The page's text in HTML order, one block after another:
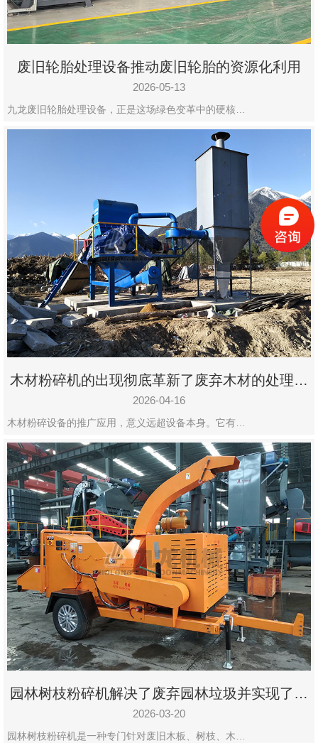
废旧轮胎处理设备推动废旧轮胎的资源化利用
2026-05-13
九龙废旧轮胎处理设备，正是这场绿色变革中的硬核…
木材粉碎机的出现彻底革新了废弃木材的处理模
式
2026-04-16
木材粉碎设备的推广应用，意义远超设备本身。它有…
园林树枝粉碎机解决了废弃园林垃圾并实现了再
利用
2026-03-20
园林树枝粉碎机是一种专门针对废旧木板、树枝、木…